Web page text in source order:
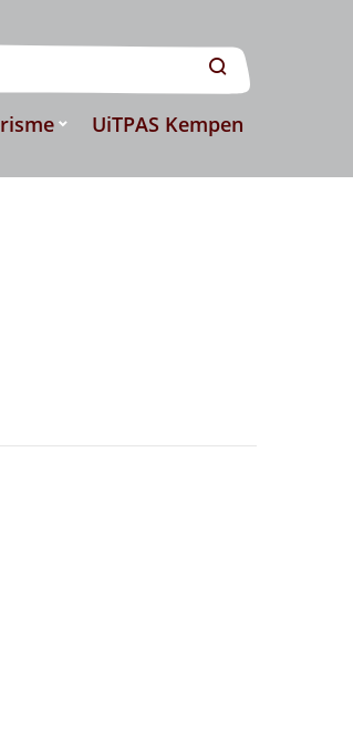
Zoeken
UiTPAS Kempen